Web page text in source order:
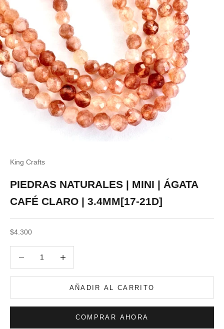
King Crafts
PIEDRAS NATURALES | MINI | ÁGATA
CAFÉ CLARO | 3.4MM[17-21D]
Precio de oferta
$4.300
AÑADIR AL CARRITO
COMPRAR AHORA